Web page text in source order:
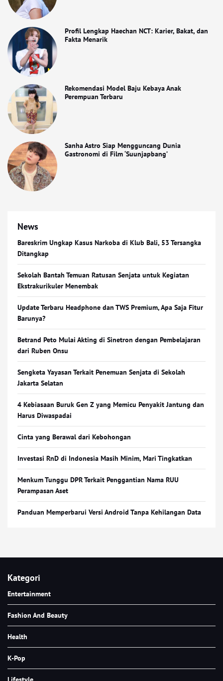
Profil Lengkap Haechan NCT: Karier, Bakat, dan
Fakta Menarik
Rekomendasi Model Baju Kebaya Anak
Perempuan Terbaru
Sanha Astro Siap Mengguncang Dunia
Gastronomi di Film ‘Suunjapbang’
News
Bareskrim Ungkap Kasus Narkoba di Klub Bali, 53 Tersangka
Ditangkap
Sekolah Bantah Temuan Ratusan Senjata untuk Kegiatan
Ekstrakurikuler Menembak
Update Terbaru Headphone dan TWS Premium, Apa Saja Fitur
Barunya?
Betrand Peto Mulai Akting di Sinetron dengan Pembelajaran
dari Ruben Onsu
Sengketa Yayasan Terkait Penemuan Senjata di Sekolah
Jakarta Selatan
4 Kebiasaan Buruk Gen Z yang Memicu Penyakit Jantung dan
Harus Diwaspadai
Cinta yang Berawal dari Kebohongan
Investasi RnD di Indonesia Masih Minim, Mari Tingkatkan
Menkum Tunggu DPR Terkait Penggantian Nama RUU
Perampasan Aset
Panduan Memperbarui Versi Android Tanpa Kehilangan Data
Kategori
Entertainment
Fashion And Beauty
Health
K-Pop